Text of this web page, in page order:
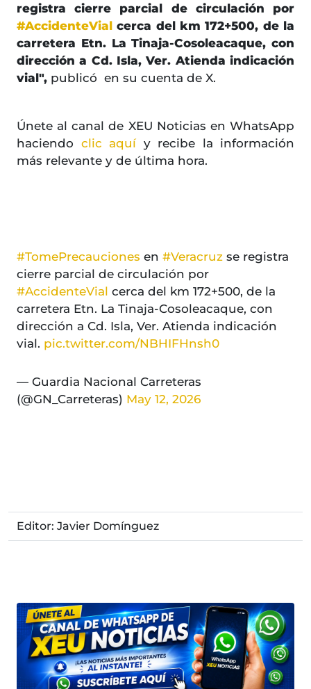
registra cierre parcial de circulación por
#AccidenteVial cerca del km 172+500, de la
carretera Etn. La Tinaja-Cosoleacaque, con
dirección a Cd. Isla, Ver. Atienda indicación
vial", publicó en su cuenta de X.
Únete al canal de XEU Noticias en WhatsApp
haciendo clic aquí y recibe la información
más relevante y de última hora.
#TomePrecauciones en #Veracruz se registra
cierre parcial de circulación por
#AccidenteVial cerca del km 172+500, de la
carretera Etn. La Tinaja-Cosoleacaque, con
dirección a Cd. Isla, Ver. Atienda indicación
vial. pic.twitter.com/NBHIFHnsh0
— Guardia Nacional Carreteras
(@GN_Carreteras) May 12, 2026
Editor: Javier Domínguez